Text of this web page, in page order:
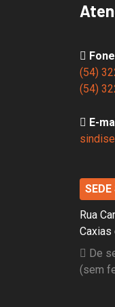
(54)
(54)
E-
Rua
Caxias
De
(sem